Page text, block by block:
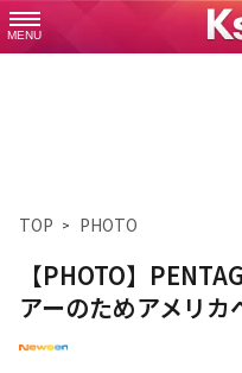
MENU
TOP PHOTO
【PHOTO】
アーのためアメリカ